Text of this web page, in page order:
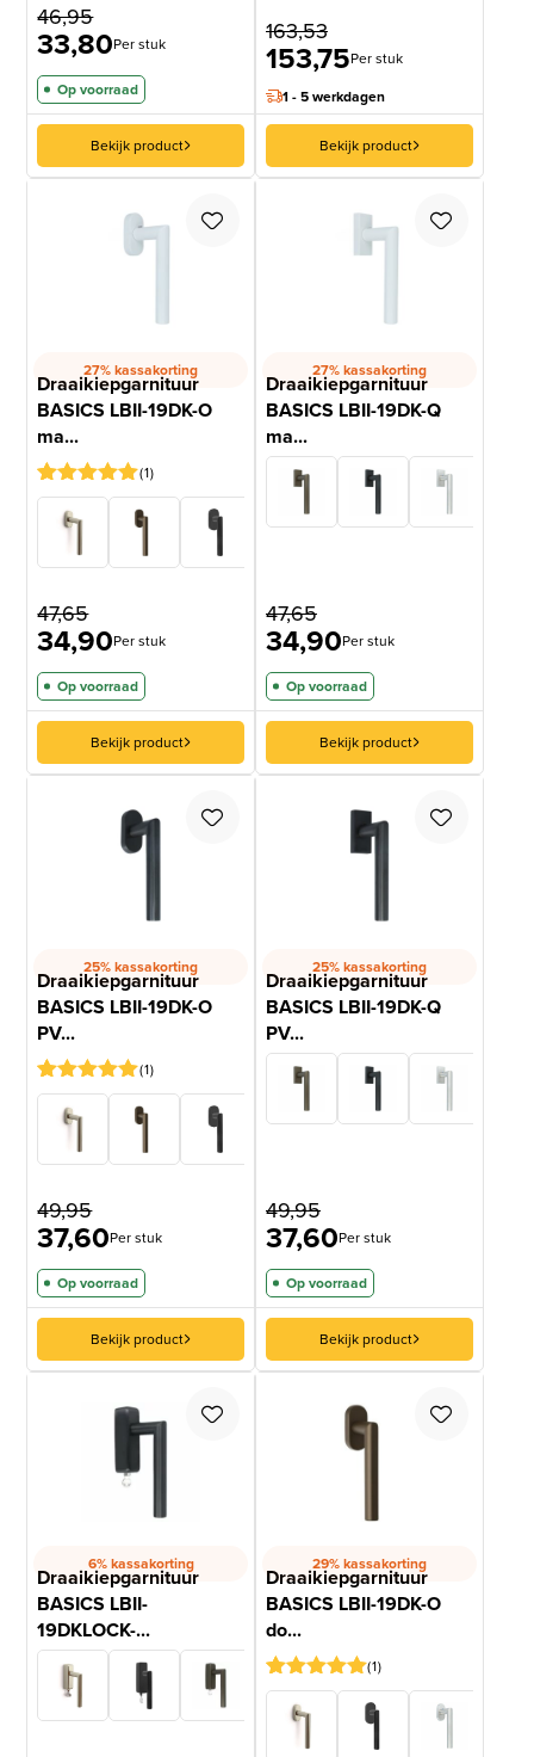
46,95
33,80Per stuk
Op voorraad
Bekijk product
163,53
153,75Per stuk
1 - 5 werkdagen
Bekijk product
27% kassakorting
Draaikiepgarnituur
BASICS LBII-19DK-O
ma...
Gewaardeerd
op 5
1
1
47,65
34,90Per stuk
Op voorraad
Bekijk product
27% kassakorting
Draaikiepgarnituur
BASICS LBII-19DK-Q
ma...
47,65
34,90Per stuk
Op voorraad
Bekijk product
25% kassakorting
Draaikiepgarnituur
BASICS LBII-19DK-O
PV...
Gewaardeerd
op 5
1
1
49,95
37,60Per stuk
Op voorraad
Bekijk product
25% kassakorting
Draaikiepgarnituur
BASICS LBII-19DK-Q
PV...
49,95
37,60Per stuk
Op voorraad
Bekijk product
6% kassakorting
Draaikiepgarnituur
BASICS LBII-
19DKLOCK-...
29% kassakorting
Draaikiepgarnituur
BASICS LBII-19DK-O
do...
Gewaardeerd
op 5
1
1